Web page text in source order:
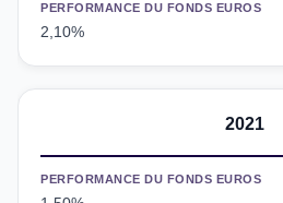
PERFORMANCE DU FONDS EUROS
2,10%
2021
PERFORMANCE DU FONDS EUROS